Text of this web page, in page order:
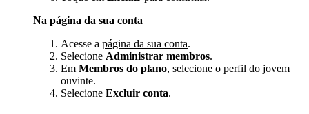
Na página da sua conta
Acesse a página da sua conta.
Selecione Administrar membros.
Em Membros do plano, selecione o perfil do jovem
ouvinte.
Selecione Excluir conta.